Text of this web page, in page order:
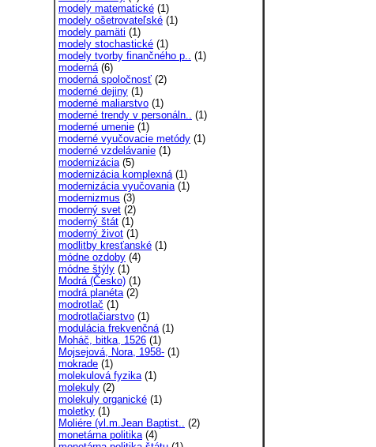
modely matematické (1)
modely ošetrovateľské (1)
modely pamäti (1)
modely stochastické (1)
modely tvorby finančného p.. (1)
moderná(6)
moderná spoločnosť (2)
moderné dejiny (1)
moderné maliarstvo (1)
moderné trendy v personáln.. (1)
moderné umenie (1)
moderné vyučovacie metódy (1)
moderné vzdelávanie (1)
modernizácia(5)
modernizácia komplexná(1)
modernizácia vyučovania(1)
modernizmus (3)
moderný svet (2)
moderný štát (1)
moderný život (1)
modlitby kresťanské (1)
módne ozdoby (4)
módne štýly (1)
Modrá (Česko) (1)
modrá planéta(2)
modrotlač (1)
modrotlačiarstvo (1)
modulácia frekvenčná(1)
Moháč, bitka, 1526 (1)
Mojsejová, Nora, 1958- (1)
mokrade (1)
molekulová fyzika(1)
molekuly (2)
molekuly organické (1)
moletky (1)
Moliére (vl.m.Jean Baptist.. (2)
monetárna politika(4)